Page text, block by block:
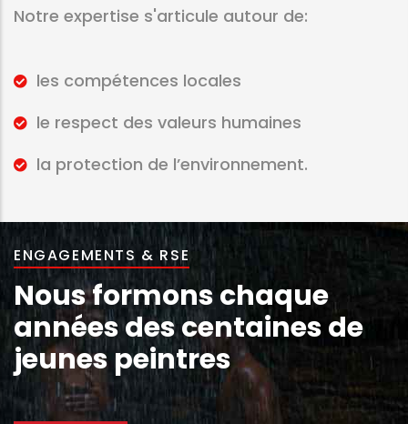
Notre expertise s'articule autour de:
les compétences locales
le respect des valeurs humaines
la protection de l’environnement.
ENGAGEMENTS & RSE
Nous formons chaque
années des centaines de
jeunes peintres